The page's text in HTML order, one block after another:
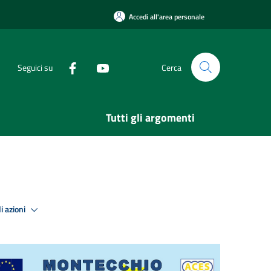
Accedi all'area personale
Seguici su Cerca
Tutti gli argomenti
azioni